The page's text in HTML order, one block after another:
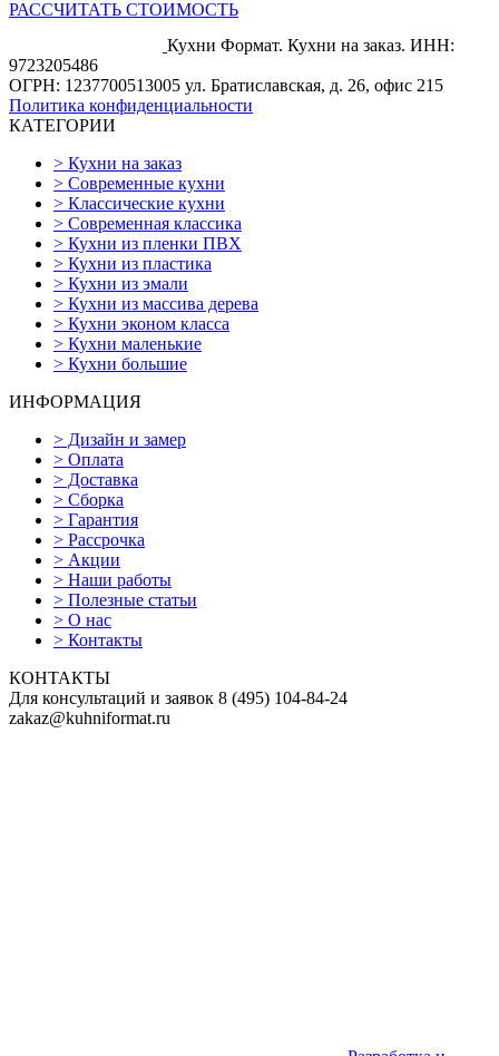
РАССЧИТАТЬ СТОИМОСТЬ
Кухни Формат. Кухни на заказ. ИНН:
9723205486
ОГРН: 1237700513005 ул. Братиславская, д. 26, офис 215
Политика конфиденциальности
КАТЕГОРИИ
> Кухни на заказ
> Современные кухни
> Классические кухни
> Современная классика
> Кухни из пленки ПВХ
> Кухни из пластика
> Кухни из эмали
> Кухни из массива дерева
> Кухни эконом класса
> Кухни маленькие
> Кухни большие
ИНФОРМАЦИЯ
> Дизайн и замер
> Оплата
> Доставка
> Сборка
> Гарантия
> Рассрочка
> Акции
> Наши работы
> Полезные статьи
> О нас
> Контакты
КОНТАКТЫ
Для консультаций и заявок 8 (495) 104-84-24
zakaz@kuhniformat.ru